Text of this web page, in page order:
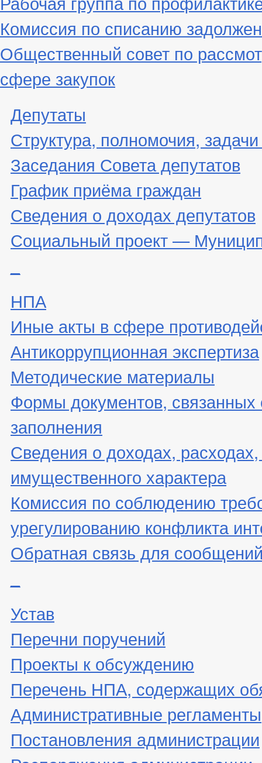
Комиссия по списанию
Общественный совет по
сфере закупок
Депутаты
Структура, полномочия,
Заседания Совета депутатов
График приёма граждан
Сведения о доходах депутатов
Социальный проект —
НПА
Иные акты в сфере
Антикоррупционная экспертиза
Методические материалы
Формы документов, связанных
заполнения
Сведения о доходах,
имущественного характера
Комиссия по соблюдению
урегулированию конфликта
Обратная связь для
Устав
Перечни поручений
Проекты к обсуждению
Перечень НПА, содержащих
Административные регламенты
Постановления администрации